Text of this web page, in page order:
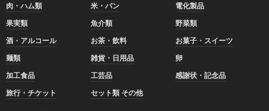
肉・ハム類 米・パン
電化製品
果実類
魚介類
野菜類
酒・アルコール
お茶・飲料
お菓子・スイーツ
麺類
雑貨・日用品
卵
加工食品
工芸品
感謝状・記念品
旅行・チケット
セット類 その他